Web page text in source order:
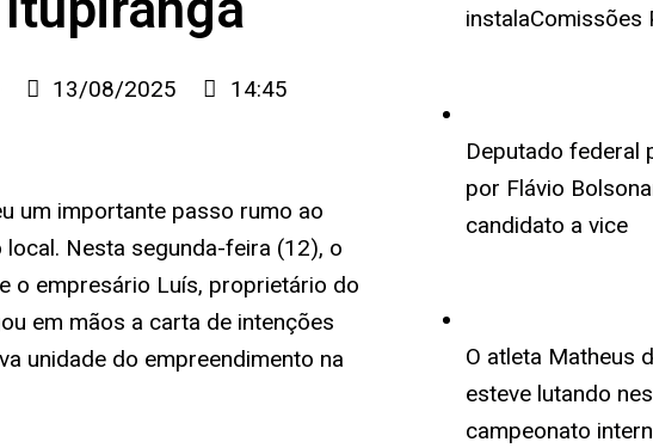
13/08/2025 14:45
um importante passo rumo ao
Nesta segunda-feira (12), o
o empresário Luís, proprietário do
em mãos a carta de intenções
unidade do empreendimento na
instalaComissões
Deputado federal
por Flávio
candidato a vice
O atleta Matheus
esteve lutando
campeonato